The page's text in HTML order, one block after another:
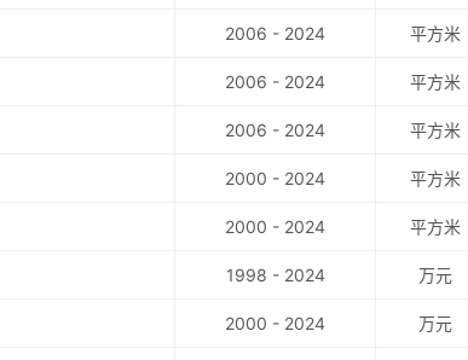
2006 - 2024 平方米
2006 - 2024 平方米
2006 - 2024 平方米
2000 - 2024 平方米
2000 - 2024 平方米
1998 - 2024 万元
2000 - 2024 万元